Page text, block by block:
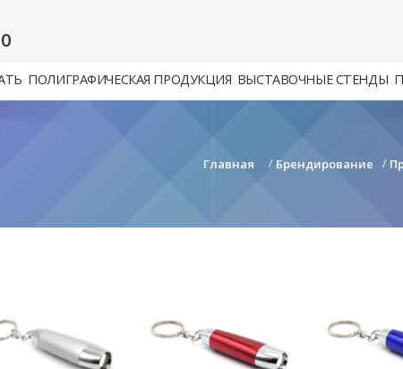
ПОЛИГРАФИЧЕСКАЯ ПРОДУКЦИЯ ВЫСТАВОЧНЫЕ СТЕНДЫ
Главная / Брендирование /